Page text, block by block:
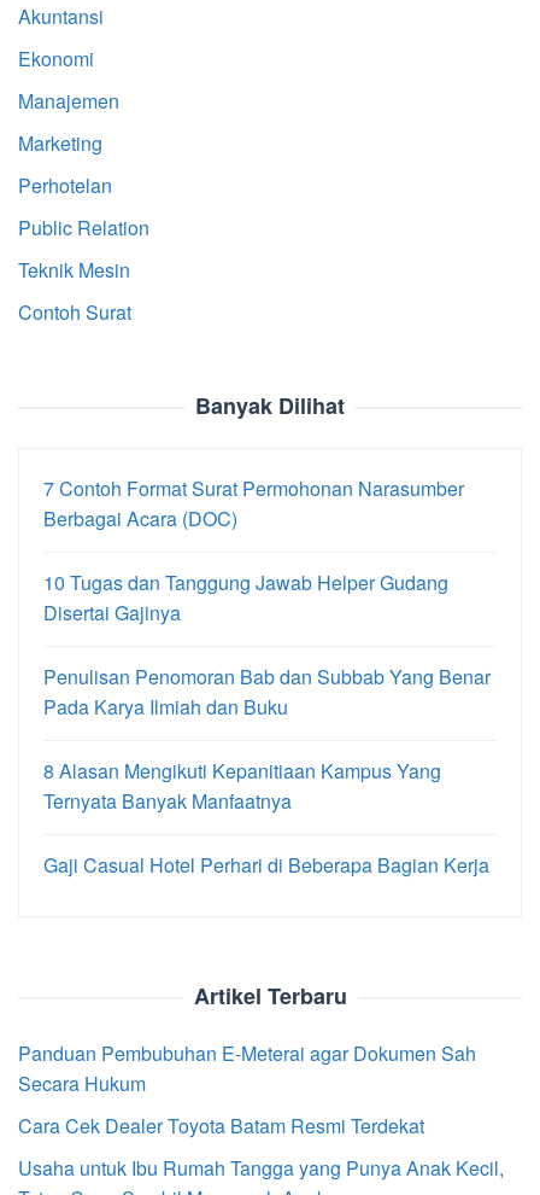
Akuntansi
Ekonomi
Manajemen
Marketing
Perhotelan
Public Relation
Teknik Mesin
Contoh Surat
Banyak Dilihat
7 Contoh Format Surat Permohonan Narasumber
Berbagai Acara (DOC)
10 Tugas dan Tanggung Jawab Helper Gudang
Disertai Gajinya
Penulisan Penomoran Bab dan Subbab Yang Benar
Pada Karya Ilmiah dan Buku
8 Alasan Mengikuti Kepanitiaan Kampus Yang
Ternyata Banyak Manfaatnya
Gaji Casual Hotel Perhari di Beberapa Bagian Kerja
Artikel Terbaru
Panduan Pembubuhan E-Meterai agar Dokumen Sah
Secara Hukum
Cara Cek Dealer Toyota Batam Resmi Terdekat
Usaha untuk Ibu Rumah Tangga yang Punya Anak Kecil,